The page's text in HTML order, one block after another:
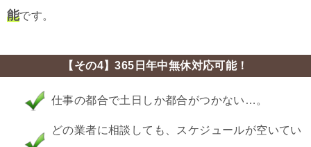
能です。
【その4】365日年中無休対応可能！
仕事の都合で土日しか都合がつかない…。
どの業者に相談しても、スケジュールが空いてい